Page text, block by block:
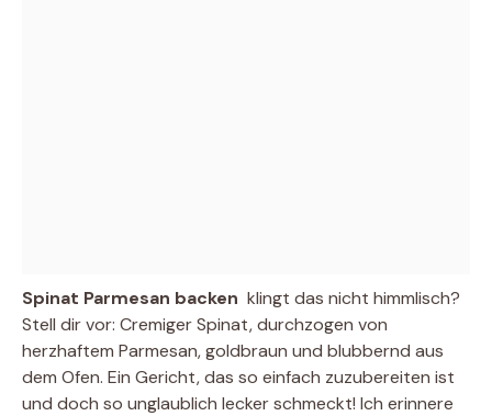
Spinat Parmesan backen  klingt das nicht himmlisch?
Stell dir vor: Cremiger Spinat, durchzogen von
herzhaftem Parmesan, goldbraun und blubbernd aus
dem Ofen. Ein Gericht, das so einfach zuzubereiten ist
und doch so unglaublich lecker schmeckt! Ich erinnere